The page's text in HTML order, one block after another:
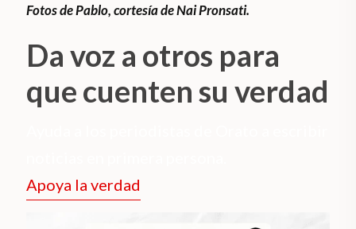
Fotos de Pablo, cortesía de Nai Pronsati.
Da voz a otros para
que cuenten su verdad
Apoya la verdad